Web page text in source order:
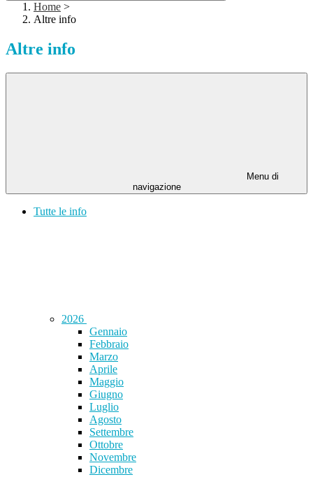
Home >
Altre info
Altre info
Menu di
navigazione
Tutte le info
2026
Gennaio
Febbraio
Marzo
Aprile
Maggio
Giugno
Luglio
Agosto
Settembre
Ottobre
Novembre
Dicembre